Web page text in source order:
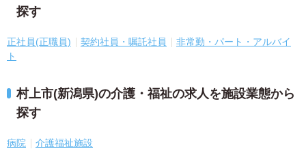
探す
正社員(正職員) 契約社員・嘱託社員
非常勤・パート・アルバイ
ト
村上市(新潟県)の介護・福祉の求人を施設業態から
探す
病院 介護福祉施設